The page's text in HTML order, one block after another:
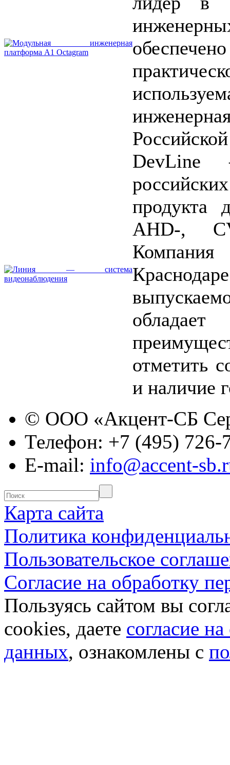
DevLine
продукта
AHD-,
отметить
и наличие
© ООО «Акцент-СБ
Телефон: +7 (495) 726-
E-mail: info@accent-
Карта сайта
Политика
Пользовательское
Согласие на обработку
Пользуясь сайтом вы
cookies, даете согласие
данных, ознакомлены с